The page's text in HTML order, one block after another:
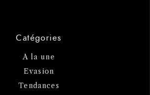
Catégories
A la une
Evasion
Tendances